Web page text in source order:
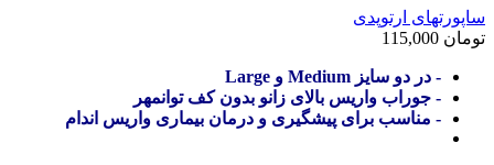
ساپورتهای ارتوپدی
تومان
- در دو سایز Medium و Large
- جوراب واریس بالای زانو بدون کف توانمهر
- مناسب برای پیشگیری و درمان بیماری واریس اندام